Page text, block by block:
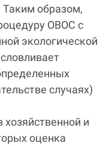
Таким образом,
ОВОС с
экологической
случаях)
и
оценка